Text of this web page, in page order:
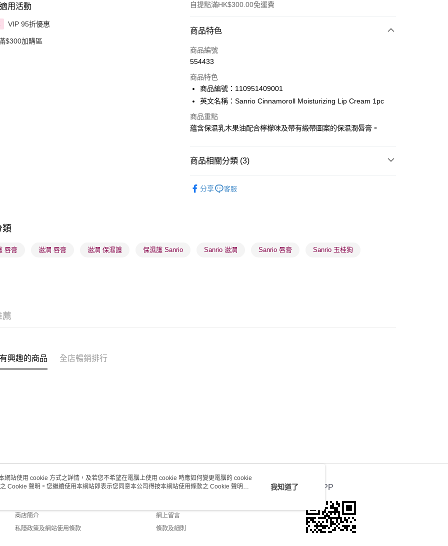
用活動
VIP 95折優惠
$300加購區
自提點滿HK$300.00免運費
付款方式
信用卡
AlipayHK
PayMe
WeChat Pay
順豐自助櫃 - 確認發貨後1-3個工作天送達
商品特色
商品編號
554433
商品特色
商品編號：110951409001
英文名稱：Sanrio Cinnamoroll Moisturizing Lip Cream 1pc
商品重點
蘊含保濕乳木果油配合檸檬味及帶有緞帶圖案的保濕潤唇膏。
商品相關分類 (3)
分享 客服
類
唇膏 滋潤 唇膏 滋潤 保濕護 保濕護 Sanrio Sanrio 滋潤 Sanrio 唇膏 Sanrio 玉桂狗
薦
興趣的商品 全店暢銷排行
關於我們
商店簡介
私隱政策及網站使用條款
客戶服務
網上留言
條款及細則
官方APP
網站使用 cookie 方式之詳情，及若您不希望在電腦上使用 cookie 時應如何變更電腦的 cookie
之 Cookie 聲明。您繼續使用本網站即表示您同意本公司得按本網站使用條款之 Cookie 聲明使
我知道了